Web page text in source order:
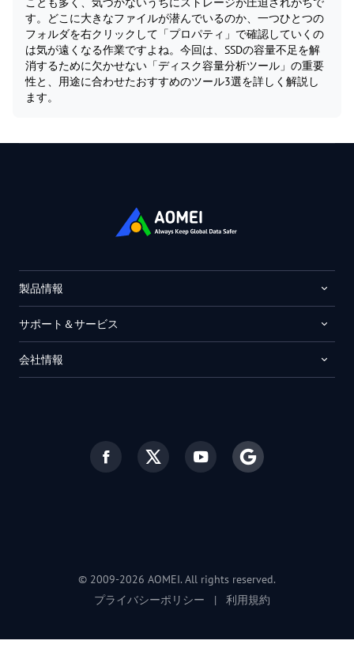
す。どこに大きなファイルが潜んでいるのか、一つひとつの
フォルダを右クリックして「プロパティ」で確認していくの
は気が遠くなる作業ですよね。今回は、SSDの容量不足を解
消するために欠かせない「ディスク容量分析ツール」の重要
性と、用途に合わせたおすすめのツール3選を詳しく解説し
ます。
製品情報
サポート＆サービス
会社情報
© 2009-2026 AOMEI. All rights reserved.
プライバシーポリシー
| 利用規約